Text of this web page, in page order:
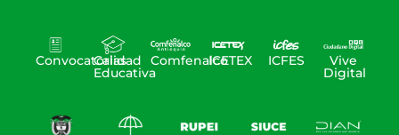
Convocatorias
Calidad
Educativa
ComfenalcoICETEX ICFES Vive
Digital